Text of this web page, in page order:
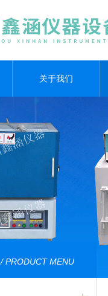
关于我们
/ PRODUCT MENU